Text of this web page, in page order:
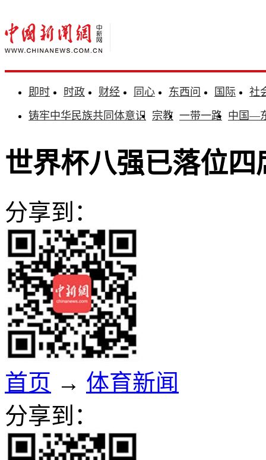
即时 时政 财经 同心 东西问 国际
社
铸牢中华民族共同体意识 宗教 一带一路 中国—
世界杯八强已落位
分享到：
首页 → 体育新闻
分享到：